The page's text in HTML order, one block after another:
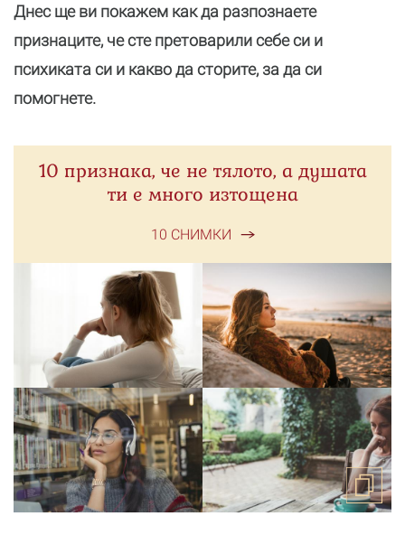
Днес ще ви покажем как да разпознаете
признаците, че сте претоварили себе си и
психиката си и какво да сторите, за да си
помогнете.
10 признака, че не тялото, а душата
ти е много изтощена
10 СНИМКИ